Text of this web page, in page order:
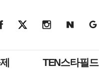
TEN스타필드